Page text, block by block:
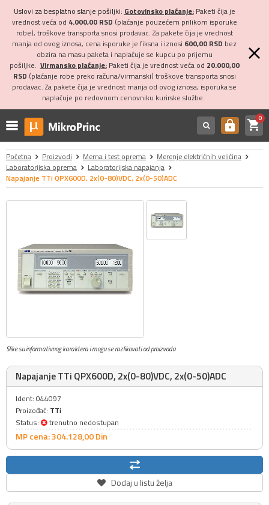
Uslovi za besplatno slanje pošiljki: Gotovinsko plaćanje:Paketi čija je
vrednost veća od 4.000,00 RSD (plaćanje pouzećem prilikom isporuke
robe), troškove transporta snosi prodavac. Za pakete čija je vrednost
manja od ovog iznosa, cena isporuke je fiksna i iznosi 600,00 RSD bez
obzira na masu paketa i naplaćuje se kupcu po prijemu
pošiljke. Virmansko plaćanje:Paketi čija je vrednost veća od 20.000,00
RSD (plaćanje robe preko računa/virmanski) troškove transporta snosi
prodavac. Za pakete čija je vrednost manja od ovog iznosa, isporuka se
naplaćuje po redovnom cenovniku kurirske službe.
https shopping_cart0
Početna Proizvodi Merna i test oprema
Merenje električnih veličina
Laboratorijska oprema
Laboratorijska napajanja
Napajanje TTi QPX600D, 2x(0-80)VDC, 2x(0-50)ADC
Slike su informativnog karaktera i mogu se razlikovati od proizvoda
Napajanje TTi QPX600D, 2x(0-80)VDC, 2x(0-50)ADC
Ident: 044097
Proizođač: TTi
Status:
trenutno nedostupan
MP cena: 304.128,00Din
Dodaj u listu želja